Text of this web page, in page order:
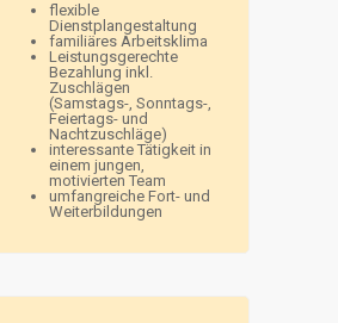
flexible
Dienstplangestaltung
familiäres Arbeitsklima
Leistungsgerechte
Bezahlung inkl.
Zuschlägen
(Samstags-, Sonntags-,
Feiertags- und
Nachtzuschläge)
interessante Tätigkeit in
einem jungen,
motivierten Team
umfangreiche Fort- und
Weiterbildungen